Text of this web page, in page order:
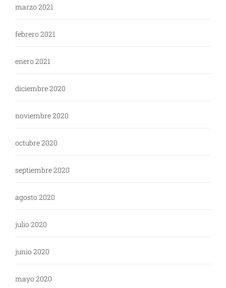
marzo 2021
febrero 2021
enero 2021
diciembre 2020
noviembre 2020
octubre 2020
septiembre 2020
agosto 2020
julio 2020
junio 2020
mayo 2020